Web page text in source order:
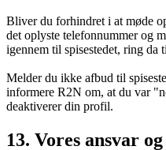
Bliver du forhindret i at møde
det oplyste telefonnummer og
igennem til spisestedet, ring da
Melder du ikke afbud til
informere R2N om, at du var
deaktiverer din profil.
13. Vores ansvar